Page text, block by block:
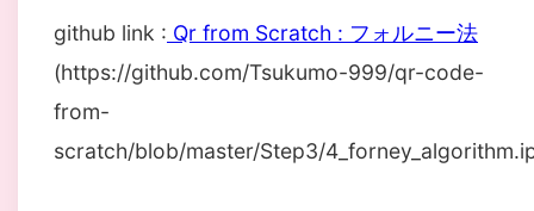
github link : Qr from Scratch : フォルニー法
(https://github.com/Tsukumo-999/qr-code-
from-
scratch/blob/master/Step3/